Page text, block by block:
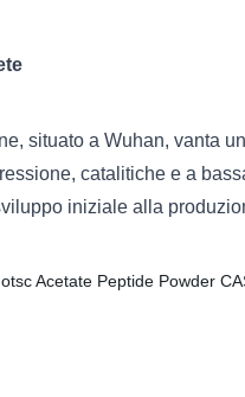
situato a Wuhan, vanta
catalitiche e a
iniziale alla